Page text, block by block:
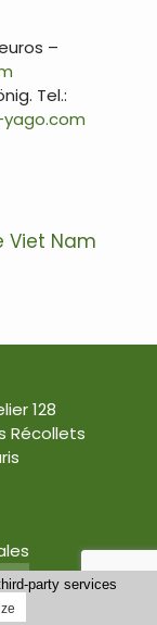
–
Tel.:
Viet Nam
128
Récollets
party services